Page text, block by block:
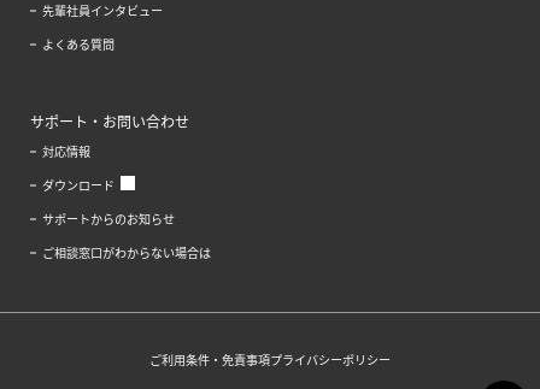
先輩社員インタビュー
よくある質問
サポート・お問い合わせ
対応情報
ダウンロード
サポートからのお知らせ
ご相談窓口がわからない場合は
ご利用条件・免責事項プライバシーポリシー